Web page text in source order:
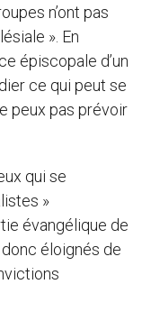
n’ont pas
». En
épiscopale d’un
ce qui peut se
peux pas prévoir
qui se
»
évangélique de
éloignés de